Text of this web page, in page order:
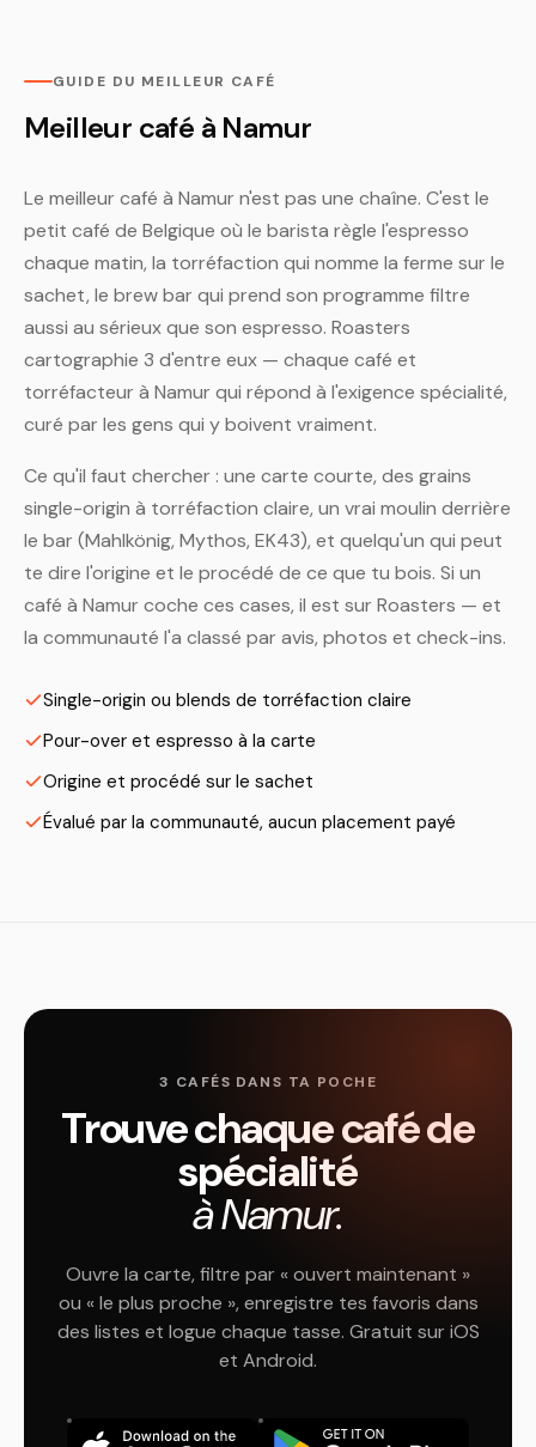
GUIDE DU MEILLEUR CAFÉ
Meilleur café à Namur
Le meilleur café à Namur n'est pas une chaîne. C'est le
petit café de Belgique où le barista règle l'espresso
chaque matin, la torréfaction qui nomme la ferme sur le
sachet, le brew bar qui prend son programme filtre
aussi au sérieux que son espresso. Roasters
cartographie 3 d'entre eux — chaque café et
torréfacteur à Namur qui répond à l'exigence spécialité,
curé par les gens qui y boivent vraiment.
Ce qu'il faut chercher : une carte courte, des grains
single-origin à torréfaction claire, un vrai moulin derrière
le bar (Mahlkönig, Mythos, EK43), et quelqu'un qui peut
te dire l'origine et le procédé de ce que tu bois. Si un
café à Namur coche ces cases, il est sur Roasters — et
la communauté l'a classé par avis, photos et check-ins.
Single-origin ou blends de torréfaction claire
Pour-over et espresso à la carte
Origine et procédé sur le sachet
Évalué par la communauté, aucun placement payé
3 CAFÉS DANS TA POCHE
Trouve chaque café de
spécialité
à Namur.
Ouvre la carte, filtre par « ouvert maintenant »
ou « le plus proche », enregistre tes favoris dans
des listes et logue chaque tasse. Gratuit sur iOS
et Android.